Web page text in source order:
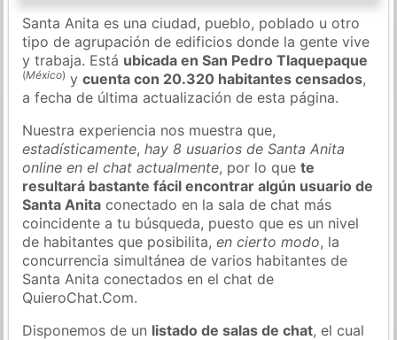
Santa Anita es una ciudad, pueblo, poblado u otro
tipo de agrupación de edificios donde la gente vive
y trabaja. Está ubicada en San Pedro Tlaquepaque
(México) ycuenta con 20.320 habitantes censados,
a fecha de última actualización de esta página.
Nuestra experiencia nos muestra que,
estadísticamente,hay 8 usuarios de Santa Anita
online en el chat actualmente, por lo quete
resultará bastante fácil encontrar algún usuario de
Santa Anita conectado en la sala de chat más
coincidente a tu búsqueda, puesto que es un nivel
de habitantes que posibilita,en cierto modo, la
concurrencia simultánea de varios habitantes de
Santa Anita conectados en el chat de
QuieroChat.Com.
Disponemos de un listado de salas de chat, el cual